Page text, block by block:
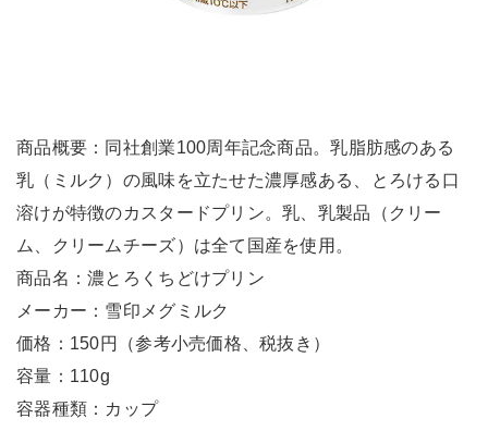
商品概要：同社創業100周年記念商品。乳脂肪感のある
乳（ミルク）の風味を立たせた濃厚感ある、とろける口
溶けが特徴のカスタードプリン。乳、乳製品（クリー
ム、クリームチーズ）は全て国産を使用。
商品名：濃とろくちどけプリン
メーカー：雪印メグミルク
価格：150円（参考小売価格、税抜き）
容量：110g
容器種類：カップ